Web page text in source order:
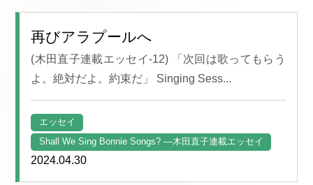
再びアラプールへ
(木田直子連載エッセイ-12) 「次回は歌ってもらう
よ。絶対だよ。約束だ」 Singing Sess...
エッセイ
Shall We Sing Bonnie Songs? —木田直子連載エッセイ
2024.04.30